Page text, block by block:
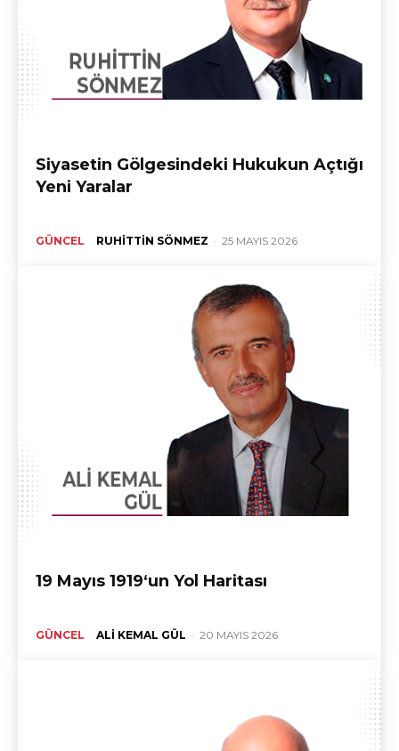
Siyasetin Gölgesindeki Hukukun Açtığı
Yeni Yaralar
GÜNCEL RUHITTIN SÖNMEZ - 25 MAYIS 2026
19 Mayıs 1919‘un Yol Haritası
GÜNCEL ALI KEMAL GÜL - 20 MAYIS 2026